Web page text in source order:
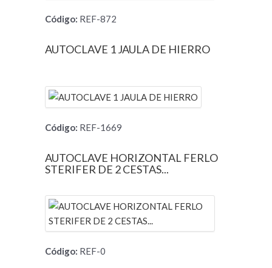
Código: REF-872
AUTOCLAVE 1 JAULA DE HIERRO
Código: REF-1669
AUTOCLAVE HORIZONTAL FERLO
STERIFER DE 2 CESTAS...
Código: REF-0